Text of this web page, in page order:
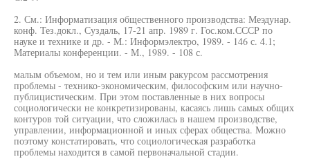
2. См.: Информатизация общественного производства: Меэдунар.
конф. Тез.докл., Суздаль, 17-21 апр. 1989 г. Гос.ком.СССР по
науке и технике и др. - М.: Информэлектро, 1989. - 146 с. 4.1;
Материалы конференции. - М., 1989. - 108 с.
малым объемом, но и тем или иным ракурсом рассмотрения
проблемы - технико-экономическим, философским или научно-
публицистическим. При этом поставленные в них вопросы
социологически не конкретизированы, касаясь лишь самых общих
контуров той ситуации, что сложилась в нашем производстве,
управлении, информационной и иных сферах общества. Можно
поэтому констатировать, что социологическая разработка
проблемы находится в самой первоначальной стадии.